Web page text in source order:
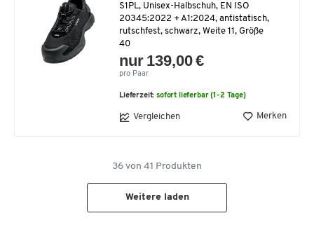
S1PL, Unisex-Halbschuh, EN ISO
20345:2022 + A1:2024, antistatisch,
rutschfest, schwarz, Weite 11, Größe
40
nur 139,00 €
pro Paar
Lieferzeit:sofort lieferbar (1-2 Tage)
Vergleichen Merken
36 von 41 Produkten
Weitere laden